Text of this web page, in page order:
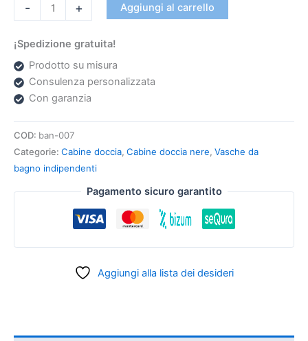
- + Aggiungi al carrello
¡Spedizione gratuita!
Prodotto su misura
Consulenza personalizzata
Con garanzia
COD: ban-007
Categorie: Cabine doccia, Cabine doccia nere, Vasche da
bagno indipendenti
Pagamento sicuro garantito
Aggiungi alla lista dei desideri